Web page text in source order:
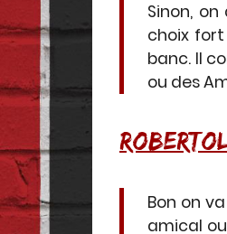
Sinon,
choix
banc. Il
ou des
Bon on
amical